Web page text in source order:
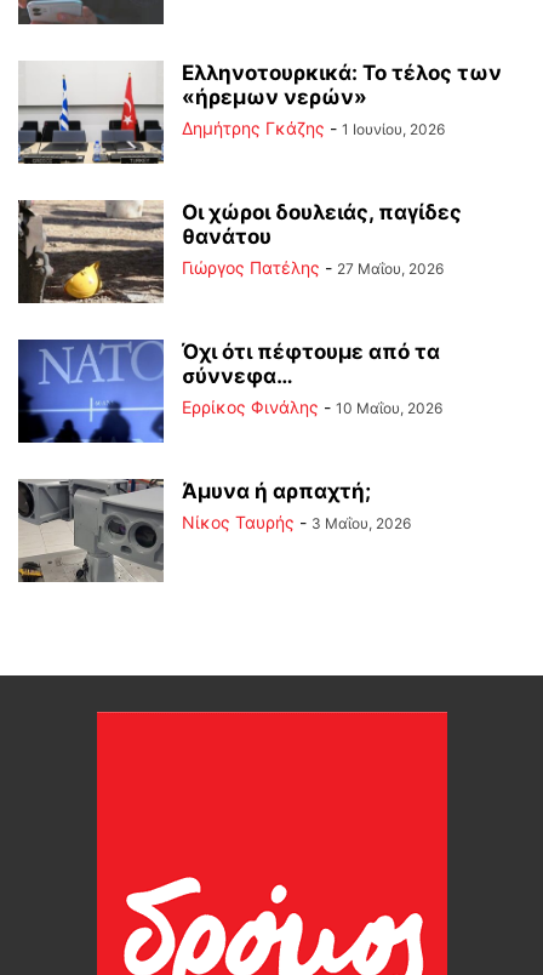
Ελληνοτουρκικά: Το τέλος των
«ήρεμων νερών»
Δημήτρης Γκάζης - 1 Ιουνίου, 2026
Οι χώροι δουλειάς, παγίδες
θανάτου
Γιώργος Πατέλης - 27 Μαΐου, 2026
Όχι ότι πέφτουμε από τα
σύννεφα…
Ερρίκος Φινάλης - 10 Μαΐου, 2026
Άμυνα ή αρπαχτή;
Νίκος Ταυρής - 3 Μαΐου, 2026